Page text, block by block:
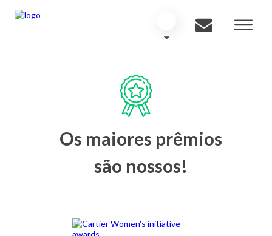
Os maiores prêmios
são nossos!